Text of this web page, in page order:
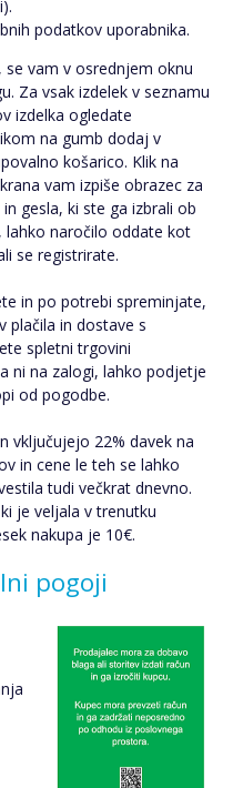
podatkov uporabnika.
vam v osrednjem oknu
Za vsak izdelek v seznamu
izdelka ogledate
na gumb dodaj v
košarico. Klik na
vam izpiše obrazec za
gesla, ki ste ga izbrali ob
lahko naročilo oddate kot
se registrirate.
in po potrebi spreminjate,
plačila in dostave s
spletni trgovini
ni na zalogi, lahko podjetje
od pogodbe.
vključujejo 22% davek na
in cene le teh se lahko
tudi večkrat dnevno.
je veljala v trenutku
nakupa je 10€.
pogoji